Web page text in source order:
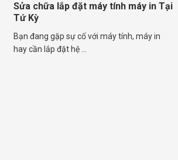
Sửa chữa lắp đặt máy tính máy in Tại
Tứ Kỳ
Bạn đang gặp sự cố với máy tính, máy in
hay cần lắp đặt hệ ...